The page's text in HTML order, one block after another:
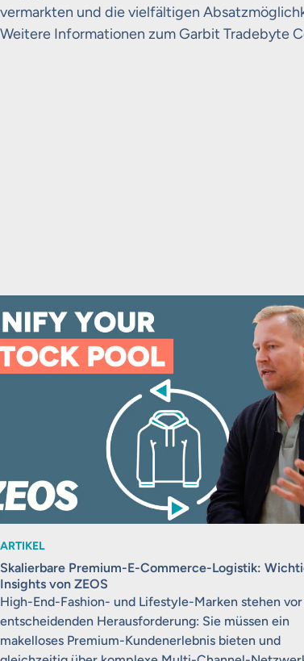
vermarkten und die vielfältigen
Weitere Informationen zum Garbit Tradebyte
ARTIKEL
Skalierbare Premium-E-Commerce-Logistik:
Insights von ZEOS
High-End-Fashion- und Lifestyle-Marken stehen
entscheidenden Herausforderung: Sie müssen ein
makelloses Premium-Kundenerlebnis bieten und